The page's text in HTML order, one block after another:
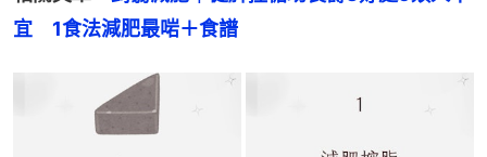
宜　1食法減肥最啱＋食譜